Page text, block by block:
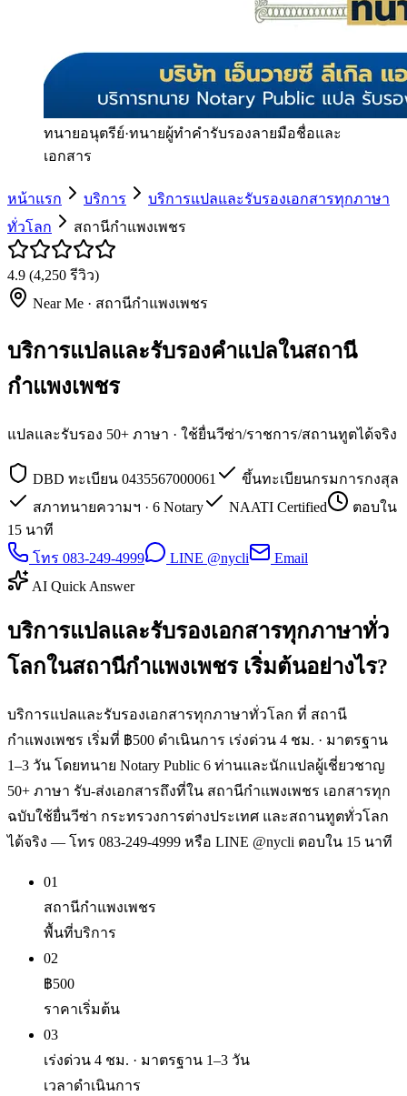
ทนายอนุตรีย์·ทนายผู้ทำคำรับรองลายมือชื่อและ
เอกสาร
หน้าแรก บริการ
บริการแปลและรับรองเอกสารทุกภาษา
ทั่วโลก
สถานีกำแพงเพชร
4.9 (4,250 รีวิว)
Near Me · สถานีกำแพงเพชร
บริการแปลและรับรองคำแปลในสถานี
กำแพงเพชร
แปลและรับรอง 50+ ภาษา · ใช้ยื่นวีซ่า/ราชการ/สถานทูตได้จริง
DBD ทะเบียน 0435567000061
ขึ้นทะเบียนกรมการกงสุล
สภาทนายความฯ · 6 Notary
NAATI Certified
ตอบใน
15 นาที
โทร 083-249-4999
LINE @nycli
Email
AI Quick Answer
บริการแปลและรับรองเอกสารทุกภาษาทั่ว
โลกในสถานีกำแพงเพชร เริ่มต้นอย่างไร?
บริการแปลและรับรองเอกสารทุกภาษาทั่วโลก ที่ สถานี
กำแพงเพชร เริ่มที่ ฿500 ดำเนินการ เร่งด่วน 4 ชม. · มาตรฐาน
1–3 วัน โดยทนาย Notary Public 6 ท่านและนักแปลผู้เชี่ยวชาญ
50+ ภาษา รับ-ส่งเอกสารถึงที่ใน สถานีกำแพงเพชร เอกสารทุก
ฉบับใช้ยื่นวีซ่า กระทรวงการต่างประเทศ และสถานทูตทั่วโลก
ได้จริง — โทร 083-249-4999 หรือ LINE @nycli ตอบใน 15 นาที
01
สถานีกำแพงเพชร
พื้นที่บริการ
02
฿500
ราคาเริ่มต้น
03
เร่งด่วน 4 ชม. · มาตรฐาน 1–3 วัน
เวลาดำเนินการ